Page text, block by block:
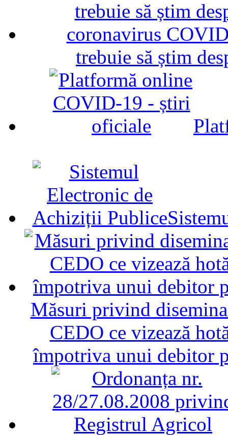
trebuie să știm
Măsuri privind
CEDO ce vizează
împotriva unui debitor